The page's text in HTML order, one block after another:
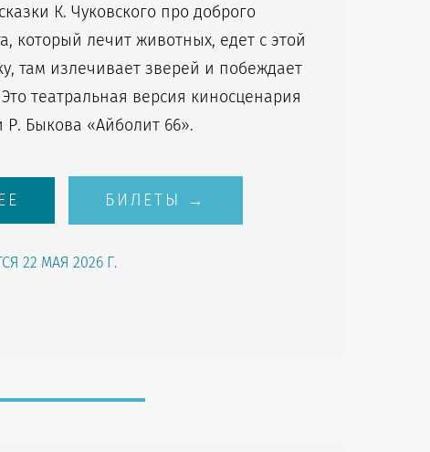
К. Чуковского про доброго
который лечит животных, едет с этой
там излечивает зверей и побеждает
театральная версия киносценария
Р. Быкова «Айболит 66».
БИЛЕТЫ →
22 МАЯ 2026 Г.